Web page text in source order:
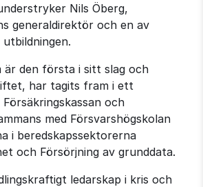
Nils Öberg,
generaldirektör och en av
är den första i sitt slag och
har tagits fram i ett
och
med Försvarshögskolan
i beredskapssektorerna
och Försörjning av grunddata.
ledarskap i kris och